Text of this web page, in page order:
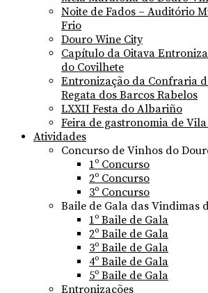
Noite de Fados – Auditório
Frio
Douro Wine City
Capítulo da Oitava
do Covilhete
Entronização da Confraria
Regata dos Barcos Rabelos
LXXII Festa do Albariño
Feira de gastronomia de
Atividades
Concurso de Vinhos do
1º Concurso
2º Concurso
3º Concurso
Baile de Gala das Vindimas
1º Baile de Gala
2º Baile de Gala
3º Baile de Gala
4º Baile de Gala
5º Baile de Gala
Entronizações